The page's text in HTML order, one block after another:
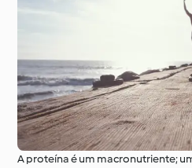
A proteína é um macronutriente;